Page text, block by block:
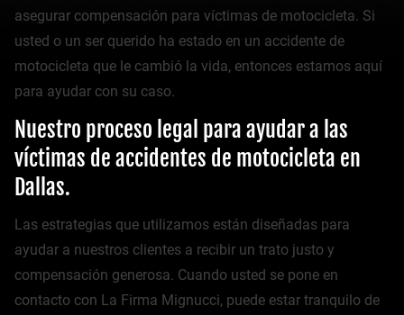
asegurar compensación para víctimas de motocicleta. Si
usted o un ser querido ha estado en un accidente de
motocicleta que le cambió la vida, entonces estamos aquí
para ayudar con su caso.
Nuestro proceso legal para ayudar a las
víctimas de accidentes de motocicleta en
Dallas.
Las estrategias que utilizamos están diseñadas para
ayudar a nuestros clientes a recibir un trato justo y
compensación generosa. Cuando usted se pone en
contacto con La Firma Mignucci, puede estar tranquilo de